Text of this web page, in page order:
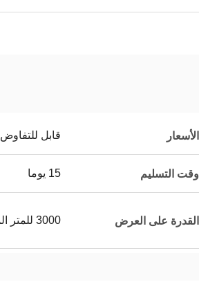
الأسعار قابل للتفاوض
وقت التسليم 15 يوما
القدرة على العرض 3000 للمتر المربع